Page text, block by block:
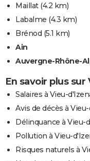
Maillat(4.2 km)
Labalme (4.3 km)
Brénod (5.1 km)
Ain
Auvergne-Rhône-
En savoir plus
Salaires à Vieu-
Avis de décès à
Délinquance à Vieu-
Pollution à Vieu-
Risques naturels à